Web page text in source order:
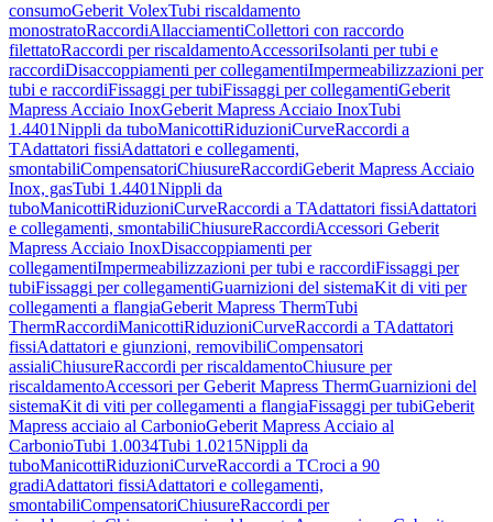
consumoGeberit VolexTubi riscaldamento
monostratoRaccordiAllacciamentiCollettori con raccordo
filettatoRaccordi per riscaldamentoAccessoriIsolanti per tubi e
raccordiDisaccoppiamenti per collegamentiImpermeabilizzazioni per
tubi e raccordiFissaggi per tubiFissaggi per collegamentiGeberit
Mapress Acciaio InoxGeberit Mapress Acciaio InoxTubi
1.4401Nippli da tuboManicottiRiduzioniCurveRaccordi a
TAdattatori fissiAdattatori e collegamenti,
smontabiliCompensatoriChiusureRaccordiGeberit Mapress Acciaio
Inox, gasTubi 1.4401Nippli da
tuboManicottiRiduzioniCurveRaccordi a TAdattatori fissiAdattatori
e collegamenti, smontabiliChiusureRaccordiAccessori Geberit
Mapress Acciaio InoxDisaccoppiamenti per
collegamentiImpermeabilizzazioni per tubi e raccordiFissaggi per
tubiFissaggi per collegamentiGuarnizioni del sistemaKit di viti per
collegamenti a flangiaGeberit Mapress ThermTubi
ThermRaccordiManicottiRiduzioniCurveRaccordi a TAdattatori
fissiAdattatori e giunzioni, removibiliCompensatori
assialiChiusureRaccordi per riscaldamentoChiusure per
riscaldamentoAccessori per Geberit Mapress ThermGuarnizioni del
sistemaKit di viti per collegamenti a flangiaFissaggi per tubiGeberit
Mapress acciaio al CarbonioGeberit Mapress Acciaio al
CarbonioTubi 1.0034Tubi 1.0215Nippli da
tuboManicottiRiduzioniCurveRaccordi a TCroci a 90
gradiAdattatori fissiAdattatori e collegamenti,
smontabiliCompensatoriChiusureRaccordi per